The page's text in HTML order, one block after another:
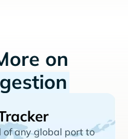
on
of any global port to